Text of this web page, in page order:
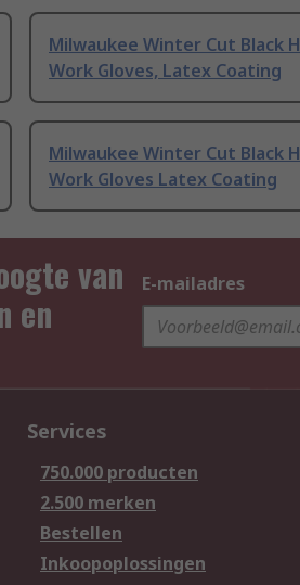
Milwaukee Winter Cut Black
Work Gloves, Latex Coating
Milwaukee Winter Cut Black
Work Gloves Latex Coating
van
en
E-mailadres
Services
750.000 producten
2.500 merken
Bestellen
Inkoopoplossingen